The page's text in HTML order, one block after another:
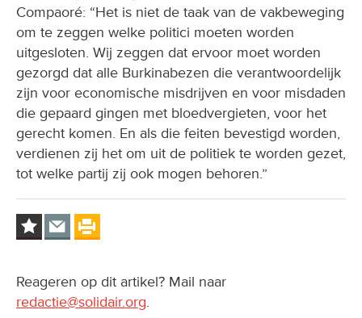
Compaoré: “Het is niet de taak van de vakbeweging
om te zeggen welke politici moeten worden
uitgesloten. Wij zeggen dat ervoor moet worden
gezorgd dat alle Burkinabezen die verantwoordelijk
zijn voor economische misdrijven en voor misdaden
die gepaard gingen met bloedvergieten, voor het
gerecht komen. En als die feiten bevestigd worden,
verdienen zij het om uit de politiek te worden gezet,
tot welke partij zij ook mogen behoren.”
Reageren op dit artikel? Mail naar
redactie@solidair.org.